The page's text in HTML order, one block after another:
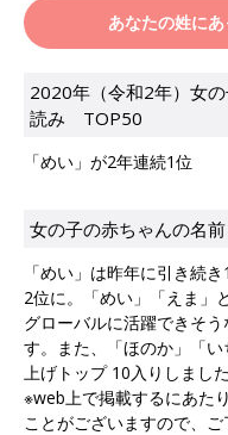
あなたの姓に
2020年（令和2年）女
読み TOP50
「めい」が2年連続1位
女の子の赤ちゃんの名
「めい」は昨年に引き続
2位に。「めい」「えま」
グローバルに活躍できそ
す。また、「ほのか」「
上げトップ 10入りしました
※web上で掲載するにあた
ことがございますので、ご